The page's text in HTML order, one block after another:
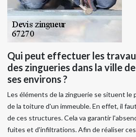
Qui peut effectuer les
des zingueries dans la ville
ses environs ?
Les éléments de la zinguerie se situent le
de la toiture d'un immeuble. En effet, il
de ces structures. Cela va garantir
fuites et d'infiltrations. Afin de réaliser